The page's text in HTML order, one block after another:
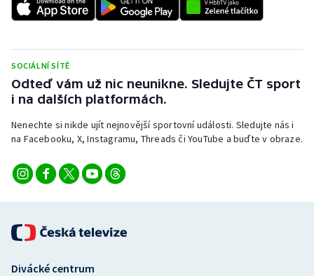
SOCIÁLNÍ SÍTĚ
Odteď vám už nic neunikne. Sledujte ČT sport
i na dalších platformách.
Nenechte si nikde ujít nejnovější sportovní události. Sledujte nás i
na Facebooku, X, Instagramu, Threads či YouTube a buďte v obraze.
Divácké centrum